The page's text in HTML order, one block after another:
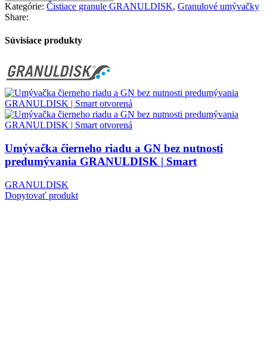
Kategórie: Čistiace granule GRANULDISK, Granulové umývačky
Share:
Súvisiace produkty
Umývačka čierneho riadu a GN bez nutnosti
predumývania GRANULDISK | Smart
GRANULDISK
Dopytovať produkt